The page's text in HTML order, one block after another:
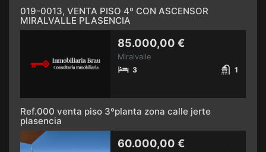
019-0013, VENTA PISO 4º CON ASCENSOR
MIRALVALLE PLASENCIA
85.000,00 €
Miralvalle
3 1
Ref.000 venta piso 3ºplanta zona calle jerte
plasencia
60.000,00 €